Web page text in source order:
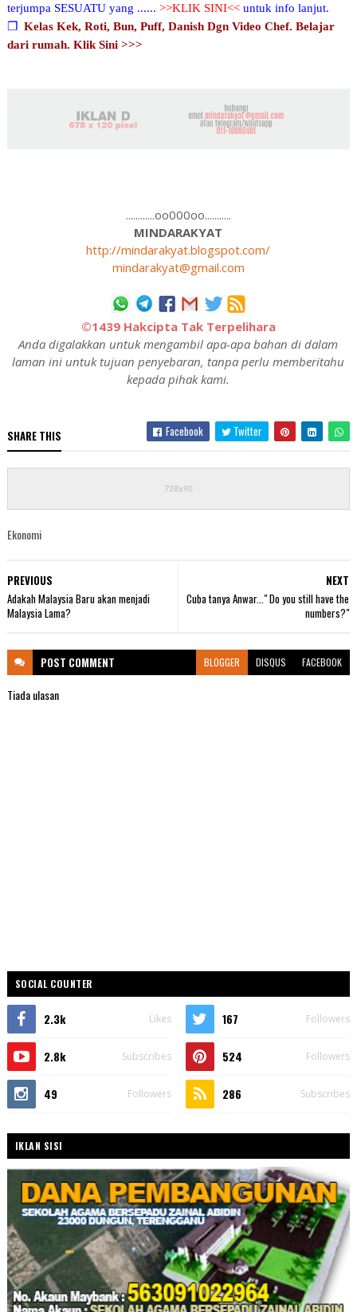
terjumpa SESUATU yang ...... >>KLIK SINI<<untuk info lanjut.
❐ Kelas Kek, Roti, Bun, Puff, Danish Dgn Video Chef. Belajar
dari rumah. Klik Sini >>>
............oo000oo...........
MINDARAKYAT
http://mindarakyat.blogspot.com/
mindarakyat@gmail.com
©1439 Hakcipta Tak Terpelihara
Anda digalakkan untuk mengambil apa-apa bahan di dalam
laman ini untuk tujuan penyebaran, tanpa perlu memberitahu
kepada pihak kami.
SHARE THIS Facebook Twitter
Ekonomi
NEXT
Cuba tanya Anwar..." Do you still have the
numbers?"
PREVIOUS
Adakah Malaysia Baru akan menjadi
Malaysia Lama?
POST COMMENT BLOGGER DISQUS FACEBOOK
Tiada ulasan
SOCIAL COUNTER
2.3k Likes 167 Followers
2.8k Subscribes 524 Followers
49 Followers 286 Subscribes
IKLAN SISI